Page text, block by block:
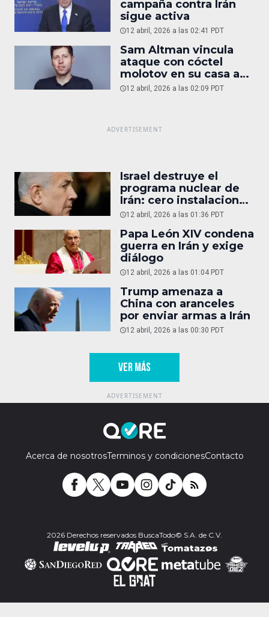
campaña contra Irán
sigue activa
12 abril, 2026 a las 02:41 PDT
Sam Altman vincula
ataque con cóctel
molotov en su casa a
reportaje
12 abril, 2026 a las 02:09 PDT
Israel destruye el
programa nuclear de
Irán: cero instalaciones
operativas
12 abril, 2026 a las 01:36 PDT
Papa León XIV condena
guerra en Irán y exige
diálogo
12 abril, 2026 a las 01:04 PDT
Trump amenaza a
China con aranceles
por enviar armas a Irán
12 abril, 2026 a las 00:30 PDT
VER MÁS
Acerca de nosotrosTerminos y condicionesContacto
2026 Derechos reservados BuscaTodo© S.A. de C.V.